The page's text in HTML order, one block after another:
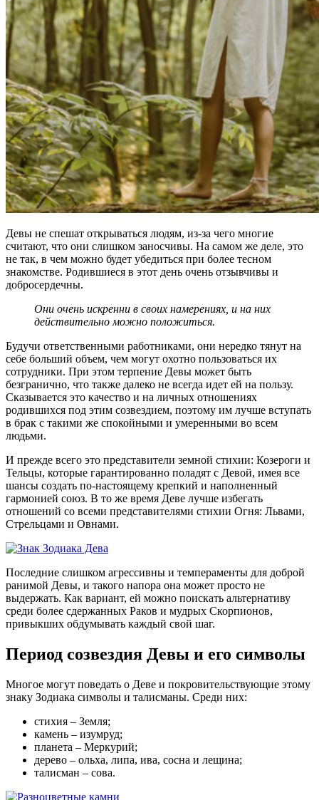
Девы не спешат открываться людям, из-за чего многие
считают, что они слишком заносчивы. На самом же деле, это
не так, в чем можно будет убедиться при более тесном
знакомстве. Родившиеся в этот день очень отзывчивы и
добросердечны.
Они очень искренни в своих намерениях, и на них
действительно можно положиться.
Будучи ответственными работниками, они нередко тянут на
себе больший объем, чем могут охотно пользоваться их
сотрудники. При этом терпение Девы может быть
безгранично, что также далеко не всегда идет ей на пользу.
Сказывается это качество и на личных отношениях
родившихся под этим созвездием, поэтому им лучше вступать
в брак с такими же спокойными и умеренными во всем
людьми.
И прежде всего это представители земной стихии: Козероги и
Тельцы, которые гарантированно поладят с Девой, имея все
шансы создать по-настоящему крепкий и наполненный
гармонией союз. В то же время Деве лучше избегать
отношений со всеми представителями стихии Огня: Львами,
Стрельцами и Овнами.
Последние слишком агрессивны и темпераменты для доброй
ранимой Девы, и такого напора она может просто не
выдержать. Как вариант, ей можно поискать альтернативу
среди более сдержанных Раков и мудрых Скорпионов,
привыкших обдумывать каждый свой шаг.
Период созвездия Девы и его символы
Многое могут поведать о Деве и покровительствующие этому
знаку Зодиака символы и талисманы. Среди них:
стихия – Земля;
камень – изумруд;
планета – Меркурий;
дерево – ольха, липа, ива, сосна и лещина;
талисман – сова.